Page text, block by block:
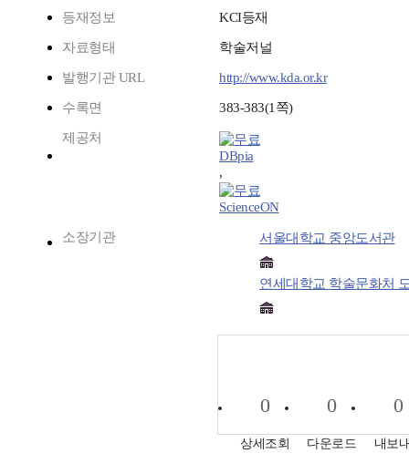
등재정보 KCI등재
자료형태 학술저널
발행기관 URL http://www.kda.or.kr
수록면 383-383(1쪽)
제공처
DBpia
,
ScienceON
소장기관 서울대학교 중앙도서관
연세대학교 학술문화처
0
상세조회
0
다운로드
0
내보